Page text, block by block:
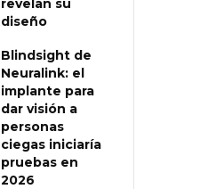
revelan su
diseño
Blindsight de
Neuralink: el
implante para
dar visión a
personas
ciegas iniciaría
pruebas en
2026